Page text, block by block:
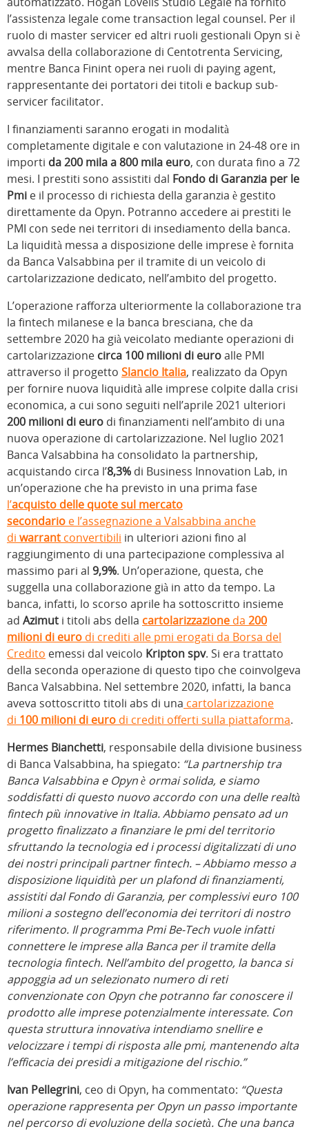
l’assistenza legale come transaction legal counsel. Per il
ruolo di master servicer ed altri ruoli gestionali Opyn si è
avvalsa della collaborazione di Centotrenta Servicing,
mentre Banca Finint opera nei ruoli di paying agent,
rappresentante dei portatori dei titoli e backup sub-
servicer facilitator.
I finanziamenti saranno erogati in modalità
completamente digitale e con valutazione in 24-48 ore in
importi da 200 mila a 800 mila euro, con durata fino a 72
mesi. I prestiti sono assistiti dal Fondo di Garanzia per le
Pmi e il processo di richiesta della garanzia è gestito
direttamente da Opyn. Potranno accedere ai prestiti le
PMI con sede nei territori di insediamento della banca.
La liquidità messa a disposizione delle imprese è fornita
da Banca Valsabbina per il tramite di un veicolo di
cartolarizzazione dedicato, nell’ambito del progetto.
L’operazione rafforza ulteriormente la collaborazione tra
la fintech milanese e la banca bresciana, che da
settembre 2020 ha già veicolato mediante operazioni di
cartolarizzazione circa 100 milioni di euroalle PMI
attraverso il progetto Slancio Italia, realizzato da Opyn
per fornire nuova liquidità alle imprese colpite dalla crisi
economica, a cui sono seguiti nell’aprile 2021 ulteriori
200 milioni di euro di finanziamenti nell’ambito di una
nuova operazione di cartolarizzazione. Nel luglio 2021
Banca Valsabbina ha consolidato la partnership,
acquistando circa l’8,3% di Business Innovation Lab, in
un’operazione che ha previsto in una prima fase
l’acquisto delle quote sul mercato
secondario e l’assegnazione a Valsabbina anche
di warrant convertibili in ulteriori azioni fino al
raggiungimento di una partecipazione complessiva al
massimo pari al 9,9%. Un’operazione, questa, che
suggella una collaborazione già in atto da tempo. La
banca, infatti, lo scorso aprile ha sottoscritto insieme
ad Azimut i titoli abs della cartolarizzazione da 200
milioni di euro di crediti alle pmi erogati da Borsa del
Credito emessi dal veicolo Kripton spv. Si era trattato
della seconda operazione di questo tipo che coinvolgeva
Banca Valsabbina. Nel settembre 2020, infatti, la banca
aveva sottoscritto titoli abs di una cartolarizzazione
di 100 milioni di euro di crediti offerti sulla piattaforma.
Hermes Bianchetti, responsabile della divisione business
di Banca Valsabbina, ha spiegato: “La partnership tra
Banca Valsabbina e Opyn è ormai solida, e siamo
soddisfatti di questo nuovo accordo con una delle realtà
fintech più innovative in Italia. Abbiamo pensato ad un
progetto finalizzato a finanziare le pmi del territorio
sfruttando la tecnologia ed i processi digitalizzati di uno
dei nostri principali partner fintech. – Abbiamo messo a
disposizione liquidità per un plafond di finanziamenti,
assistiti dal Fondo di Garanzia, per complessivi euro 100
milioni a sostegno dell’economia dei territori di nostro
riferimento. Il programma Pmi Be-Tech vuole infatti
connettere le imprese alla Banca per il tramite della
tecnologia fintech. Nell’ambito del progetto, la banca si
appoggia ad un selezionato numero di reti
convenzionate con Opyn che potranno far conoscere il
prodotto alle imprese potenzialmente interessate. Con
questa struttura innovativa intendiamo snellire e
velocizzare i tempi di risposta alle pmi, mantenendo alta
l’efficacia dei presidi a mitigazione del rischio.”
Ivan Pellegrini, ceo di Opyn, ha commentato: “Questa
operazione rappresenta per Opyn un passo importante
nel percorso di evoluzione della società. Che una banca